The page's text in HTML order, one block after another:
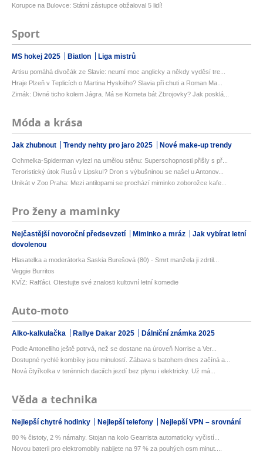
Korupce na Bulovce: Státní zástupce obžaloval 5 lidí!
Sport
MS hokej 2025 Biatlon Liga mistrů
Artisu pomáhá divočák ze Slavie: neumí moc anglicky a někdy vyděsí tre...
Hraje Plzeň v Teplicích o Martina Hyského? Slavia při chuti a Roman Ma...
Zimák: Divné ticho kolem Jágra. Má se Kometa bát Zbrojovky? Jak posklá...
Móda a krása
Jak zhubnout Trendy nehty pro jaro 2025 Nové make-up trendy
Ochmelka-Spiderman vylezl na umělou stěnu: Superschopnosti přišly s př...
Teroristický útok Rusů v Lipsku!? Dron s výbušninou se našel u Antonov...
Unikát v Zoo Praha: Mezi antilopami se prochází miminko zoborožce kafe...
Pro ženy a maminky
Nejčastější novoroční předsevzetí Miminko a mráz
Jak vybírat letní
dovolenou
Hlasatelka a moderátorka Saskia Burešová (80) - Smrt manžela ji zdrtil...
Veggie Burritos
KVÍZ: Rafťáci. Otestujte své znalosti kultovní letní komedie
Auto-moto
Alko-kalkulačka Rallye Dakar 2025 Dálniční známka 2025
Podle Antonelliho ještě potrvá, než se dostane na úroveň Norrise a Ver...
Dostupné rychlé kombíky jsou minulostí. Zábava s batohem dnes začíná a...
Nová čtyřkolka v terénních daciích jezdí bez plynu i elektricky. Už má...
Věda a technika
Nejlepší chytré hodinky Nejlepší telefony Nejlepší VPN – srovnání
80 % čistoty, 2 % námahy. Stojan na kolo Gearrista automaticky vyčistí...
Novou baterii pro elektromobily nabijete na 97 % za pouhých osm minut....